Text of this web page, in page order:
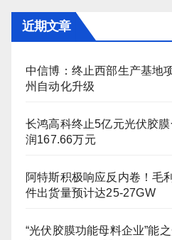
近期文章
中信博：终止西部生产基地
州自动化升级
长鸿高科终止5亿元光伏胶
润167.66万元
阿特斯积极响应反内卷！毛
件出货量预计达25-27GW
“光伏胶膜功能母料企业”能